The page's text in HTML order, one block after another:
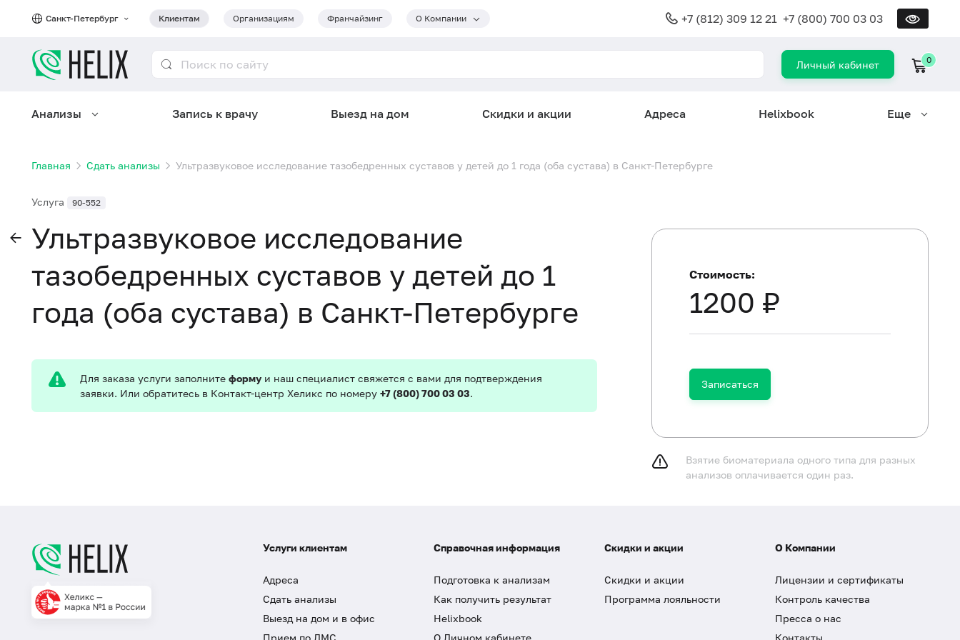
Санкт-Петербург Клиентам Организациям Франчайзинг О Компании +7 (812) 309 12 21 +7 (800) 700 03 03
Личный кабинет 0
Анализы Запись к врачу Выезд на дом Скидки и акции Адреса Helixbook Еще
Главная Сдать анализы Ультразвуковое исследование тазобедренных суставов у детей до 1 года (оба сустава) в Санкт-Петербурге
Услуга 90-552
Ультразвуковое исследование
тазобедренных суставов у детей до 1
года (оба сустава) в Санкт-Петербурге
Для заказа услуги заполните форму и наш специалист свяжется с вами для подтверждения
заявки. Или обратитесь в Контакт-центр Хеликс по номеру +7 (800) 700 03 03.
Стоимость:
1200 ₽
Записаться
Взятие биоматериала одного типа для разных
анализов оплачивается один раз.
Услуги клиентам
Адреса
Сдать анализы
Выезд на дом и в офис
Прием по ДМС
Справочная информация
Подготовка к анализам
Как получить результат
Helixbook
О Личном кабинете
Скидки и акции
Скидки и акции
Программа лояльности
О Компании
Лицензии и сертификаты
Контроль качества
Пресса о нас
Контакты